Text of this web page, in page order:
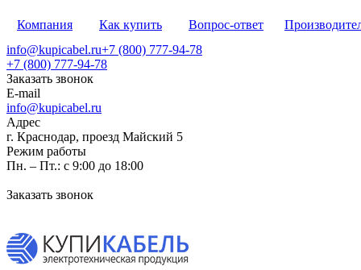
Компания Как купить Вопрос-ответ
info@kupicabel.ru+7 (800) 777-94-78
+7 (800) 777-94-78
Заказать звонок
E-mail
info@kupicabel.ru
Адрес
г. Краснодар, проезд Майский 5
Режим работы
Пн. – Пт.: с 9:00 до 18:00
Заказать звонок